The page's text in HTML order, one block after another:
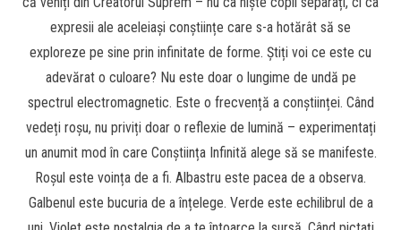
expresii ale aceleiași conștiințe care s-a hotărât să se
exploreze pe sine prin infinitate de forme. Știți voi ce este cu
adevărat o culoare? Nu este doar o lungime de undă pe
spectrul electromagnetic. Este o frecvență a conștiinței. Când
vedeți roșu, nu priviți doar o reflexie de lumină – experimentați
un anumit mod în care Conștiința Infinită alege să se manifeste.
Roșul este voința de a fi. Albastru este pacea de a observa.
Galbenul este bucuria de a înțelege. Verde este echilibrul de a